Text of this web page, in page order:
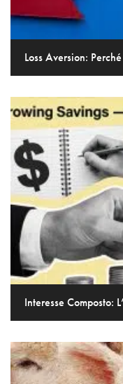
Loss Aversion:
Interesse Composto: